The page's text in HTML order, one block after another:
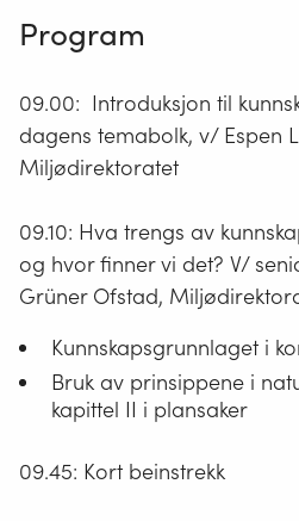
Program
09.00: Introduksjon til
dagens temabolk, v/ Espen
Miljødirektoratet
09.10: Hva trengs av
og hvor finner vi det? V/
Grüner Ofstad,
Kunnskapsgrunnlaget i
Bruk av prinsippene i
kapittel II i plansaker
09.45: Kort beinstrekk